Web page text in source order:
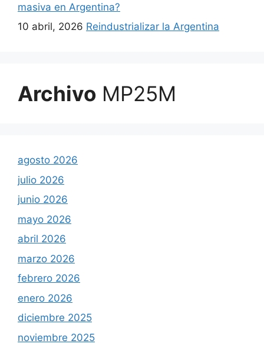
masiva en Argentina?
10 abril, 2026 Reindustrializar la Argentina
Archivo MP25M
agosto 2026
julio 2026
junio 2026
mayo 2026
abril 2026
marzo 2026
febrero 2026
enero 2026
diciembre 2025
noviembre 2025